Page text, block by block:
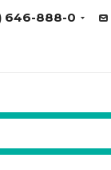
646-888-0